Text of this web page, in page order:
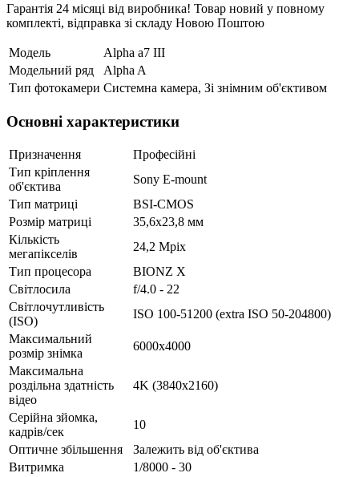
Гарантія 24 місяці від виробника! Товар новий у повному
комплекті, відправка зі складу Новою Поштою
Модель
Alpha a7 III
Модельний ряд
Alpha A
Тип фотокамери Системна камера, Зі знімним об'єктивом
Основні характеристики
Призначення
Професійні
Тип кріплення
об'єктива
Sony E-mount
Тип матриці
BSI-CMOS
Розмір матриці
35,6x23,8 мм
Кількість
мегапікселів
24,2 Mpix
Тип процесора
BIONZ X
Світлосила
f/4.0 - 22
Світлочутливість
(ISO)
ISO 100-51200 (extra ISO 50-204800)
Максимальний
розмір знімка
6000x4000
Максимальна
роздільна здатність
відео
4K (3840x2160)
Серійна зйомка,
кадрів/сек
10
Оптичне збільшення
Залежить від об'єктива
Витримка
1/8000 - 30